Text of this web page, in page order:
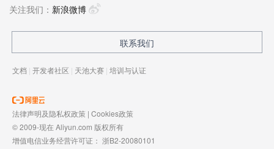
策略和目标并落地执行，推动终端技术发展，帮助工程
巴终端域的官方公众号：阿里巴巴终端技术，欢迎关
注。
关注我们： 新浪微博
联系我们
文档 | 开发者社区 | 天池大赛 | 培训与认证
法律声明及隐私权政策 | Cookies政策
© 2009-现在 Aliyun.com 版权所有
增值电信业务经营许可证： 浙B2-20080101